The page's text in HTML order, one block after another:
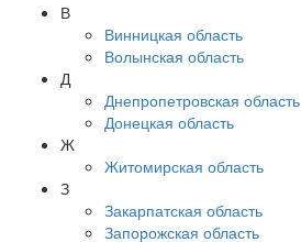
В
Винницкая область
Волынская область
Д
Днепропетровская область
Донецкая область
Ж
Житомирская область
З
Закарпатская область
Запорожская область